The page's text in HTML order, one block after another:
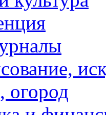
огород